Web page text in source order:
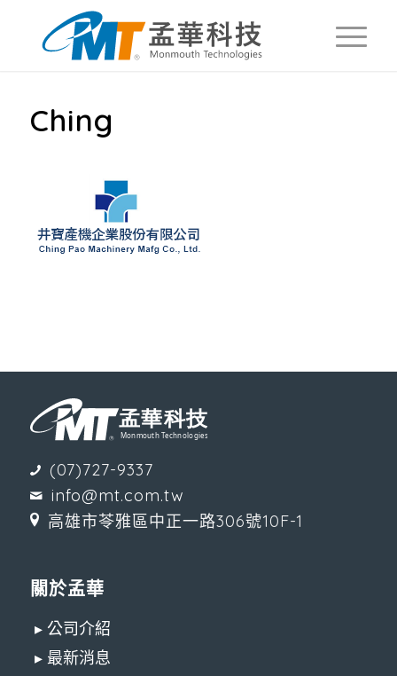
Ching
(07)727-9337
info@mt.com.tw
高雄市苓雅區中正一路306號10F-1
關於孟華
▸ 公司介紹
▸ 最新消息